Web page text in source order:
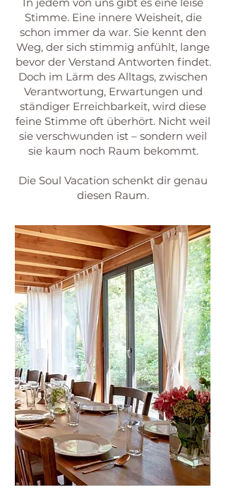
Stimme. Eine innere Weisheit, die
schon immer da war. Sie kennt den
Weg, der sich stimmig anfühlt, lange
bevor der Verstand Antworten findet.
Doch im Lärm des Alltags, zwischen
Verantwortung, Erwartungen und
ständiger Erreichbarkeit, wird diese
feine Stimme oft überhört. Nicht weil
sie verschwunden ist – sondern weil
sie kaum noch Raum bekommt.
Die Soul Vacation schenkt dir genau
diesen Raum.